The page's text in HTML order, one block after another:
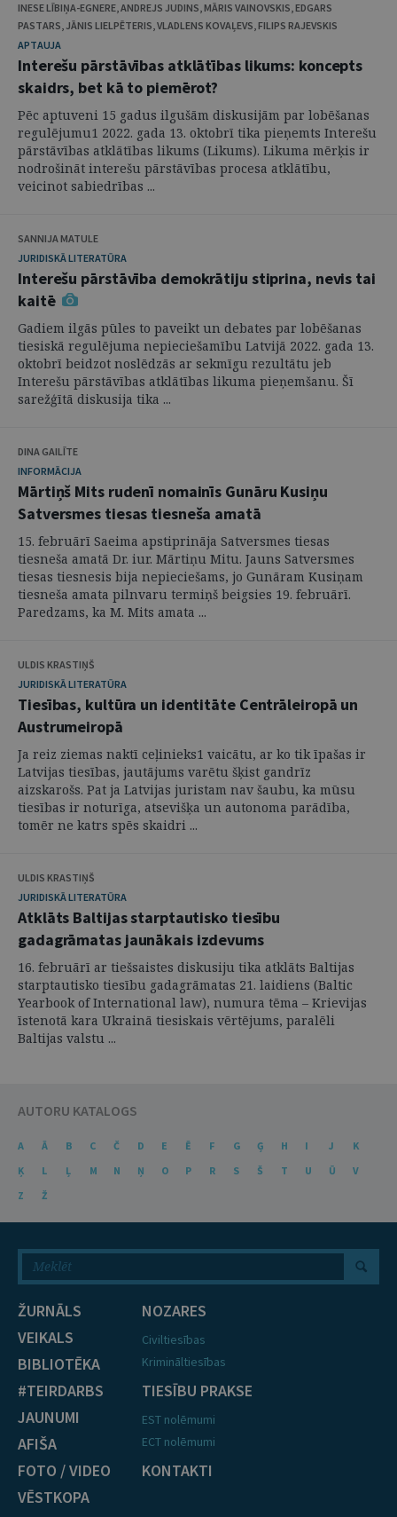
INESE LĪBIŅA-EGNERE, ANDREJS JUDINS, MĀRIS VAINOVSKIS, EDGARS
PASTARS, JĀNIS LIELPĒTERIS, VLADLENS KOVAĻEVS, FILIPS RAJEVSKIS
APTAUJA
Interešu pārstāvības atklātības likums: koncepts
skaidrs, bet kā to piemērot?
Pēc aptuveni 15 gadus ilgušām diskusijām par lobēšanas
regulējumu1 2022. gada 13. oktobrī tika pieņemts Interešu
pārstāvības atklātības likums (Likums). Likuma mērķis ir
nodrošināt interešu pārstāvības procesa atklātību,
veicinot sabiedrības ...
SANNIJA MATULE
JURIDISKĀ LITERATŪRA
Interešu pārstāvība demokrātiju stiprina, nevis tai
kaitē
Gadiem ilgās pūles to paveikt un debates par lobēšanas
tiesiskā regulējuma nepieciešamību Latvijā 2022. gada 13.
oktobrī beidzot noslēdzās ar sekmīgu rezultātu jeb
Interešu pārstāvības atklātības likuma pieņemšanu. Šī
sarežģītā diskusija tika ...
DINA GAILĪTE
INFORMĀCIJA
Mārtiņš Mits rudenī nomainīs Gunāru Kusiņu
Satversmes tiesas tiesneša amatā
15. februārī Saeima apstiprināja Satversmes tiesas
tiesneša amatā Dr. iur. Mārtiņu Mitu. Jauns Satversmes
tiesas tiesnesis bija nepieciešams, jo Gunāram Kusiņam
tiesneša amata pilnvaru termiņš beigsies 19. februārī.
Paredzams, ka M. Mits amata ...
ULDIS KRASTIŅŠ
JURIDISKĀ LITERATŪRA
Tiesības, kultūra un identitāte Centrāleiropā un
Austrumeiropā
Ja reiz ziemas naktī ceļinieks1 vaicātu, ar ko tik īpašas ir
Latvijas tiesības, jautājums varētu šķist gandrīz
aizskarošs. Pat ja Latvijas juristam nav šaubu, ka mūsu
tiesības ir noturīga, atsevišķa un autonoma parādība,
tomēr ne katrs spēs skaidri ...
ULDIS KRASTIŅŠ
JURIDISKĀ LITERATŪRA
Atklāts Baltijas starptautisko tiesību
gadagrāmatas jaunākais izdevums
16. februārī ar tiešsaistes diskusiju tika atklāts Baltijas
starptautisko tiesību gadagrāmatas 21. laidiens (Baltic
Yearbook of International law), numura tēma – Krievijas
īstenotā kara Ukrainā tiesiskais vērtējums, paralēli
Baltijas valstu ...
AUTORU KATALOGS
A Ā B C Č D E Ē F G Ģ H I J
K
Ķ
L Ļ M N Ņ O P R S Š T U Ū
V
Z
Ž
ŽURNĀLS
VEIKALS
BIBLIOTĒKA
#TEIRDARBS
JAUNUMI
AFIŠA
FOTO / VIDEO
VĒSTKOPA
NOZARES
Civiltiesības
Krimināltiesības
TIESĪBU PRAKSE
EST nolēmumi
ECT nolēmumi
KONTAKTI